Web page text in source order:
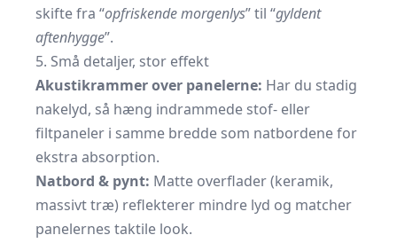
skifte fra “opfriskende morgenlys” til “gyldent
aftenhygge”.
5. Små detaljer, stor effekt
Akustikrammer over panelerne: Har du stadig
nakelyd, så hæng indrammede stof- eller
filtpaneler i samme bredde som natbordene for
ekstra absorption.
Natbord & pynt: Matte overflader (keramik,
massivt træ) reflekterer mindre lyd og matcher
panelernes taktile look.